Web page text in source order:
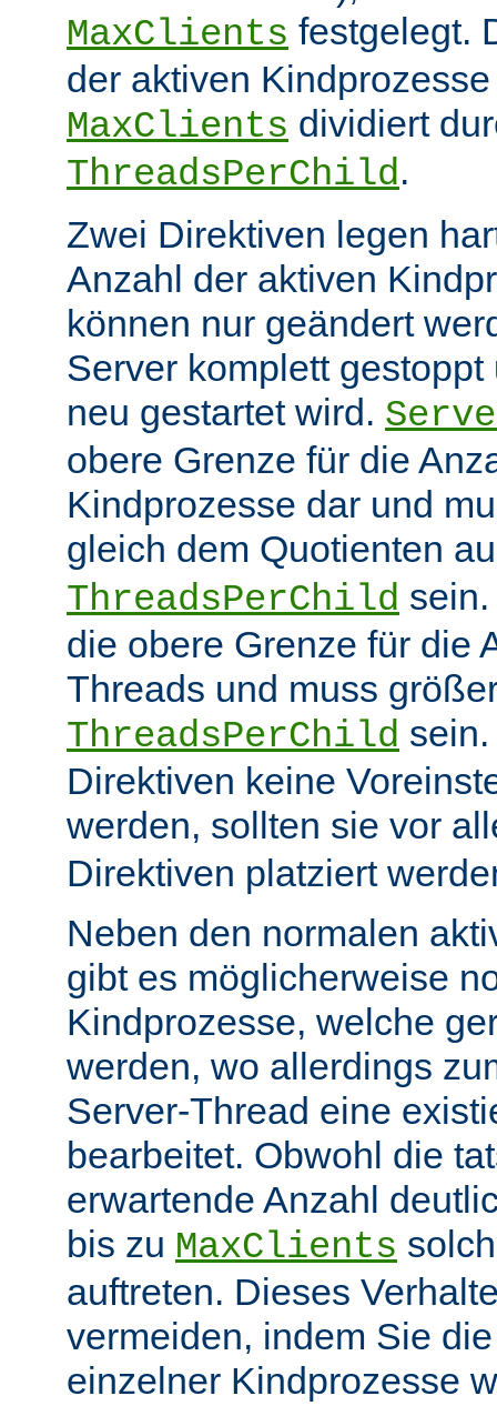
MaxClients festgelegt.
der aktiven
MaxClients dividiert
ThreadsPerChild.
Zwei Direktiven legen
Anzahl der aktiven
können nur geändert
Server komplett
neu gestartet wird.
obere Grenze für die
Kindprozesse dar und
gleich dem Quotienten
ThreadsPerChild
die obere Grenze für die
Threads und muss
ThreadsPerChild
Direktiven keine
werden, sollten sie vor
Direktiven platziert
Neben den normalen
gibt es möglicherweise
Kindprozesse, welche
werden, wo allerdings
Server-Thread eine
bearbeitet. Obwohl die
erwartende Anzahl
bis zu MaxClients
auftreten. Dieses
vermeiden, indem Sie
einzelner Kindprozesse